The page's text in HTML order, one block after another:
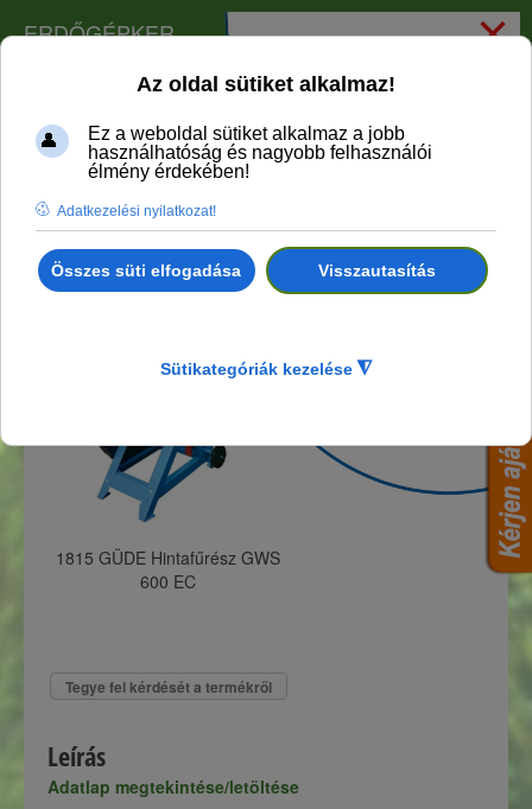
ERDŐGÉPKER
700 BR
1714 GÜDE Billenőfűrész GWS 700 HM
1815 GÜDE Hintafűrész GWS 600 EC
1815 GÜDE Hintafűrész GWS
600 EC
Tegye fel kérdését a termékről
Leírás
Adatlap megtekintése/letöltése
×